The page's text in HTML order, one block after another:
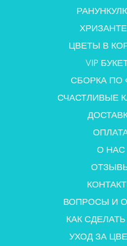
ЦВЕТЫ В
VIP
СБОРКА ПО
СЧАСТЛИВЫЕ
О НАС
ВОПРОСЫ И
КАК
УХОД ЗА